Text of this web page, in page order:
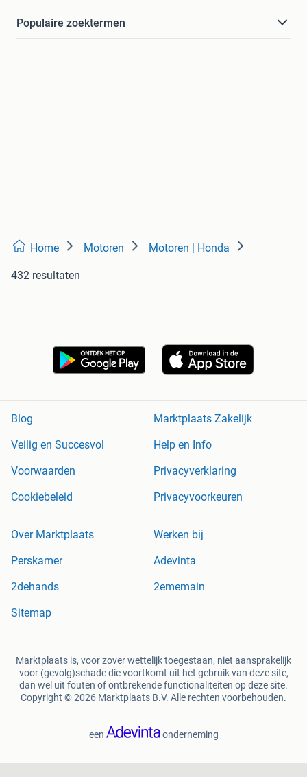
Populaire zoektermen
Home Motoren Motoren | Honda
432 resultaten
Blog
Marktplaats Zakelijk
Veilig en Succesvol
Help en Info
Voorwaarden
Privacyverklaring
Cookiebeleid
Privacyvoorkeuren
Over Marktplaats
Werken bij
Perskamer
Adevinta
2dehands
2ememain
Sitemap
Marktplaats is, voor zover wettelijk toegestaan, niet aansprakelijk
voor (gevolg)schade die voortkomt uit het gebruik van deze site,
dan wel uit fouten of ontbrekende functionaliteiten op deze site.
Copyright © 2026 Marktplaats B.V. Alle rechten voorbehouden.
een onderneming